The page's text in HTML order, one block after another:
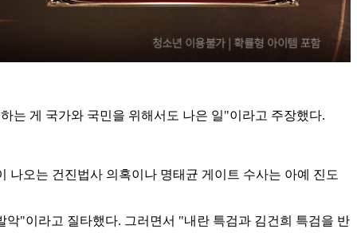
는 게 국가와 국민을 위해서도 나은 일"이라고 주장했다.
오는 건진법사 의혹이나 명태균 게이트 수사는 아예 진도
"이라고 질타했다. 그러면서 "내란 특검과 김건희 특검을 반